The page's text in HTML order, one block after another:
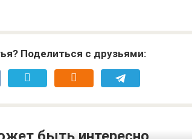
Поделиться с друзьями: